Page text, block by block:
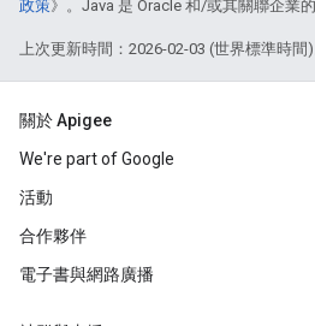
政策》。Java 是 Oracle 和/或其關聯企業的
上次更新時間：2026-02-03 (世界標準時間)
關於 Apigee
We're part of Google
活動
合作夥伴
電子書與網路廣播